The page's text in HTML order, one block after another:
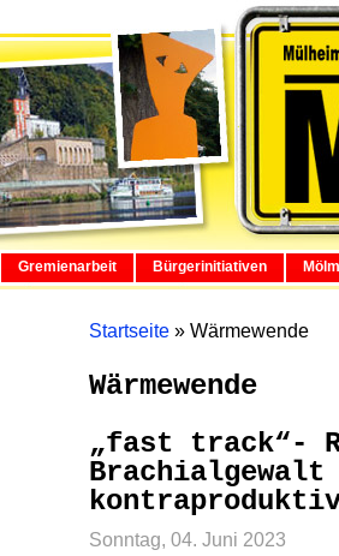
Gremienarbeit Bürgerinitiativen
Startseite » Wärmewende
Wärmewende
„fast track“-
Sonntag, 04. Juni 2023